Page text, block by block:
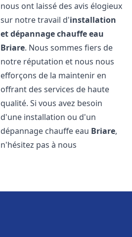
nous ont laissé des avis élogieux
sur notre travail d'installation
et dépannage chauffe eau
Briare. Nous sommes fiers de
notre réputation et nous nous
efforçons de la maintenir en
offrant des services de haute
qualité. Si vous avez besoin
d'une installation ou d'un
dépannage chauffe eau Briare,
n'hésitez pas à nous